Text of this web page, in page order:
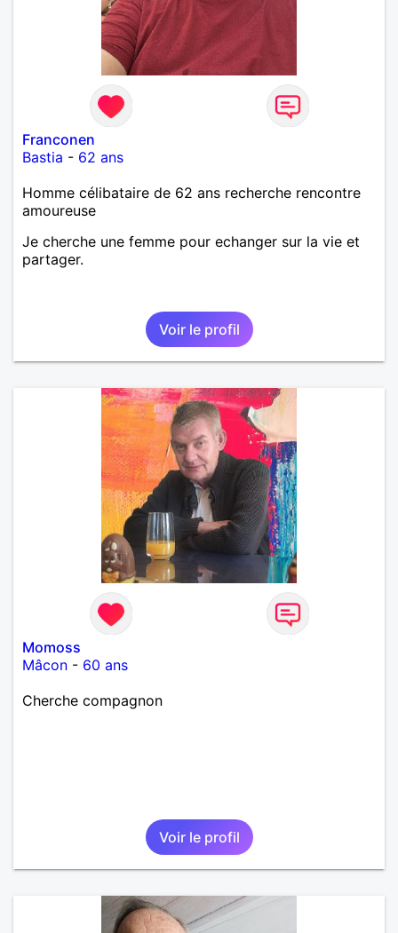
Franconen
Bastia - 62 ans
Homme célibataire de 62 ans recherche rencontre
amoureuse
Je cherche une femme pour echanger sur la vie et
partager.
Voir le profil
Momoss
Mâcon - 60 ans
Cherche compagnon
Voir le profil